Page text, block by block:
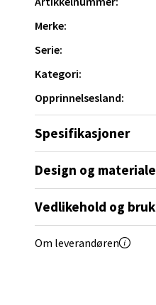
Merke:
Serie:
Kategori:
Opprinnelsesland:
Spesifikasjoner
Design og materiale
Vedlikehold og bruk
Om leverandøren
Velg